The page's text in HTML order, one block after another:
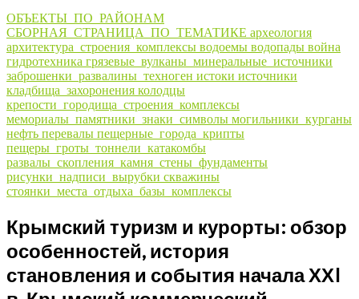
ОБЪЕКТЫ_ПО_РАЙОНАМ
СБОРНАЯ_СТРАНИЦА_ПО_ТЕМАТИКЕ археология
архитектура_строения_комплексы водоемы водопады война
гидротехника грязевые_вулканы_минеральные_источники
заброшенки_развалины_техноген истоки источники
кладбища_захоронения колодцы
крепости_городища_строения_комплексы
мемориалы_памятники_знаки_символы могильники_курганы
нефть перевалы пещерные_города_крипты
пещеры_гроты_тоннели_катакомбы
развалы_скопления_камня_стены_фундаменты
рисунки_надписи_вырубки скважины
стоянки_места_отдыха_базы_комплексы
Крымский туризм и курорты: обзор
особенностей, история
становления и события начала ХХI